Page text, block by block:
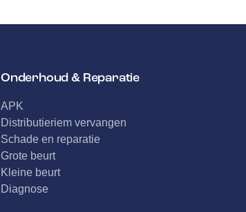
Onderhoud & Reparatie
APK
Distributieriem vervangen
Schade en reparatie
Grote beurt
Kleine beurt
Diagnose